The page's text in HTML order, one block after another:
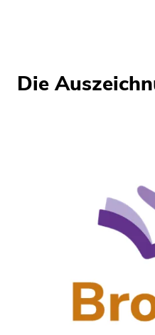
Die
Am Anfang steht eine